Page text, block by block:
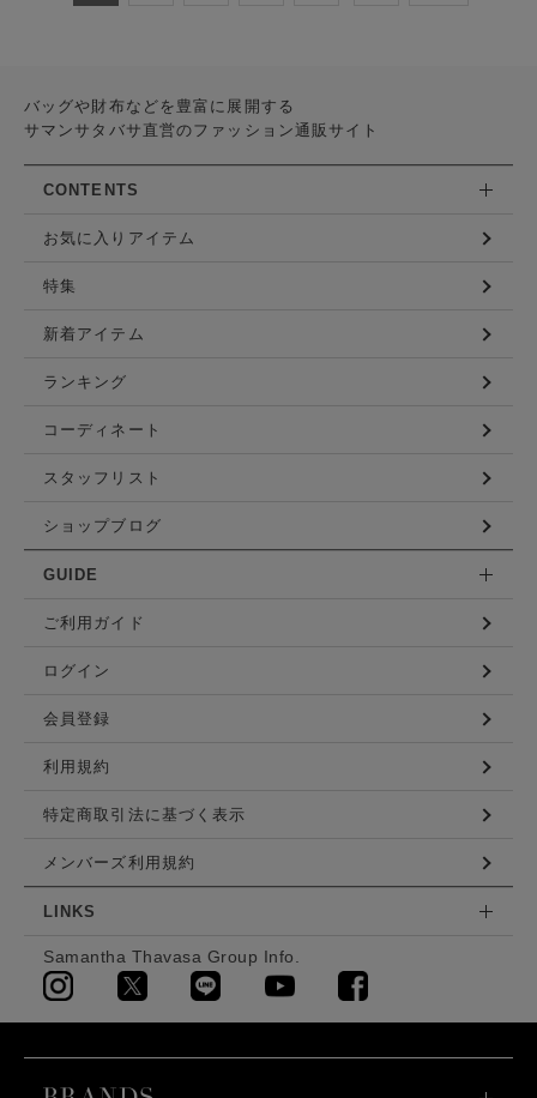
バッグや財布などを豊富に展開する
サマンサタバサ直営のファッション通販サイト
CONTENTS
お気に入りアイテム
特集
新着アイテム
ランキング
コーディネート
スタッフリスト
ショップブログ
GUIDE
ご利用ガイド
ログイン
会員登録
利用規約
特定商取引法に基づく表示
メンバーズ利用規約
LINKS
Samantha Thavasa Group Info.